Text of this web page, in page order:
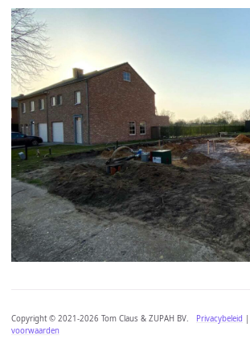
Copyright © 2021-2026 Tom Claus & ZUPAH BV. Privacybeleid |
voorwaarden